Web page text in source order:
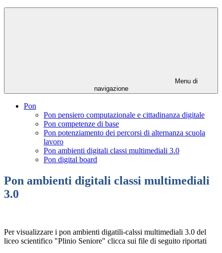
Menu di
navigazione
Pon
Pon pensiero computazionale e cittadinanza digitale
Pon competenze di base
Pon potenziamento dei percorsi di alternanza scuola
lavoro
Pon ambienti digitali classi multimediali 3.0
Pon digital board
Pon ambienti digitali classi multimediali
3.0
Per visualizzare i pon ambienti digatili-calssi multimediali 3.0 del
liceo scientifico "Plinio Seniore" clicca sui file di seguito riportati